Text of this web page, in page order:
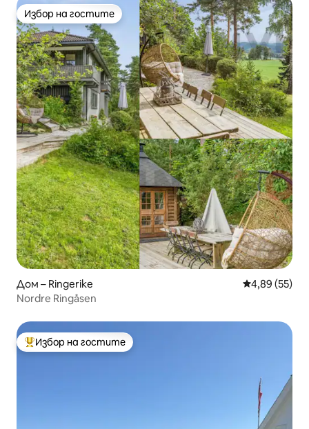
Избор на гостите
Избор на гостите
Дом – Ringerike Средна
4,89 (55)
Nordre Ringåsen
Най-популярен избор на гостите
Избор на гостите